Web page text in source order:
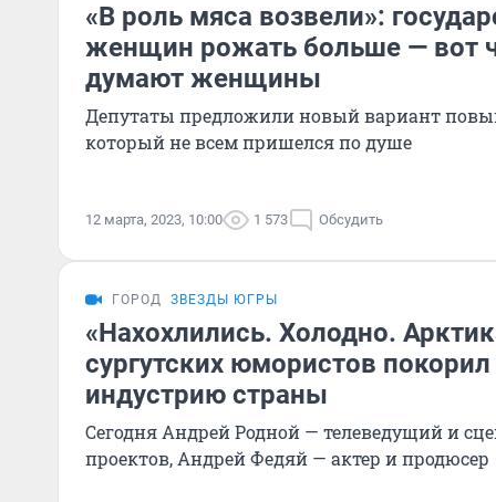
«В роль мяса возвели»:
женщин рожать больше — вот
думают женщины
Депутаты предложили новый вариант
который не всем пришелся по душе
12 марта, 2023, 10:00 1 573 Обсудить
ГОРОД ЗВЕЗДЫ ЮГРЫ
«Нахохлились. Холодно.
сургутских юмористов
индустрию страны
Сегодня Андрей Родной — телеведущий и
проектов, Андрей Федяй — актер и продюсер